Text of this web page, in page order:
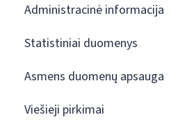
Administracinė informacija
Statistiniai duomenys
Asmens duomenų apsauga
Viešieji pirkimai